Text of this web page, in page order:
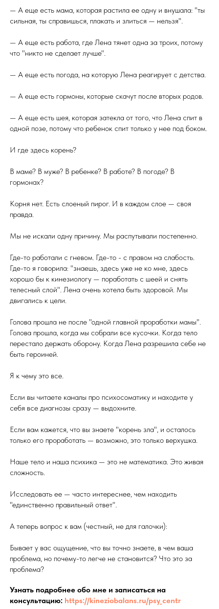
— А еще есть мама, которая растила ее одну и внушала: "ты
сильная, ты справишься, плакать и злиться — нельзя".
— А еще есть работа, где Лена тянет одна за троих, потому
что "никто не сделает лучше".
— А еще есть погода, на которую Лена реагирует с детства.
— А еще есть гормоны, которые скачут после вторых родов.
— А еще есть шея, которая затекла от того, что Лена спит в
одной позе, потому что ребенок спит только у нее под боком.
И где здесь корень?
В маме? В муже? В ребенке? В работе? В погоде? В
гормонах?
Корня нет. Есть слоеный пирог. И в каждом слое — своя
правда.
Мы не искали одну причину. Мы распутывали постепенно.
Где-то работали с гневом. Где-то - с правом на слабость.
Где-то я говорила: "знаешь, здесь уже не ко мне, здесь
хорошо бы к кинезиологу — поработать с шеей и снять
телесный слой". Лена очень хотела быть здоровой. Мы
двигались к цели.
Голова прошла не после "одной главной проработки мамы".
Голова прошла, когда мы собрали все кусочки. Когда тело
перестало держать оборону. Когда Лена разрешила себе не
быть героиней.
Я к чему это все.
Если вы читаете каналы про психосоматику и находите у
себя все диагнозы сразу — выдохните.
Если вам кажется, что вы знаете "корень зла", и осталось
только его проработать — возможно, это только верхушка.
Наше тело и наша психика — это не математика. Это живая
сложность.
Исследовать ее — часто интереснее, чем находить
"единственно правильный ответ".
А теперь вопрос к вам (честный, не для галочки):
Бывает у вас ощущение, что вы точно знаете, в чем ваша
проблема, но почему-то легче не становится? Что это за
проблема?
Узнать подробнее обо мне и записаться на
консультацию: https://kineziobalans.ru/psy_centr